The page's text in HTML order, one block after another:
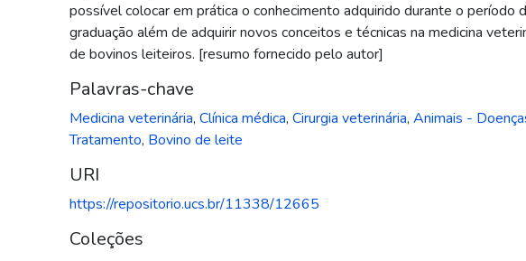
possível colocar em prática o conhecimento adquirido durante o período
graduação além de adquirir novos conceitos e técnicas na medicina
de bovinos leiteiros. [resumo fornecido pelo autor]
Palavras-chave
Medicina veterinária, Clínica médica, Cirurgia veterinária, Animais -
Tratamento, Bovino de leite
URI
https://repositorio.ucs.br/11338/12665
Coleções